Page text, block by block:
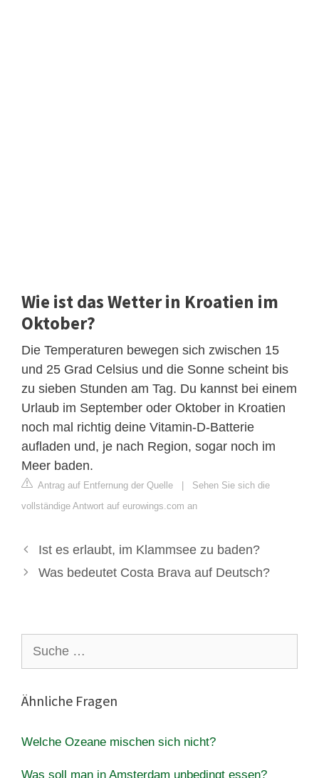
Wie ist das Wetter in Kroatien im
Oktober?
Die Temperaturen bewegen sich zwischen 15
und 25 Grad Celsius und die Sonne scheint bis
zu sieben Stunden am Tag. Du kannst bei einem
Urlaub im September oder Oktober in Kroatien
noch mal richtig deine Vitamin-D-Batterie
aufladen und, je nach Region, sogar noch im
Meer baden.
Antrag auf Entfernung der Quelle | Sehen Sie sich die
vollständige Antwort auf eurowings.com an
Ist es erlaubt, im Klammsee zu baden?
Was bedeutet Costa Brava auf Deutsch?
nach:
Ähnliche Fragen
Welche Ozeane mischen sich nicht?
Was soll man in Amsterdam unbedingt essen?